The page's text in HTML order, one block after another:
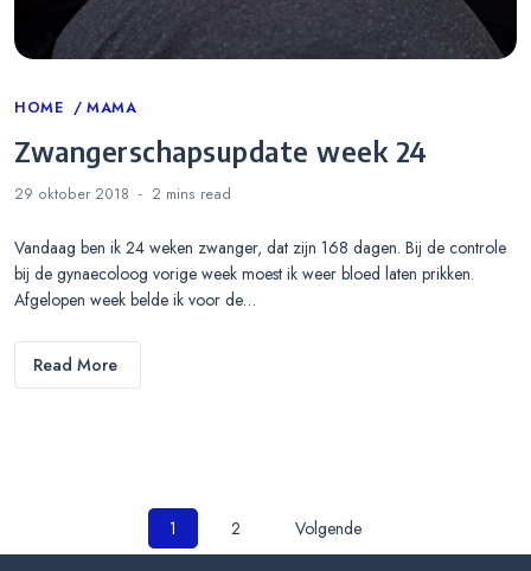
Categories
HOME MAMA
Zwangerschapsupdate week 24
29 oktober 2018 2 mins read
Vandaag ben ik 24 weken zwanger, dat zijn 168 dagen. Bij de controle
bij de gynaecoloog vorige week moest ik weer bloed laten prikken.
Afgelopen week belde ik voor de…
Read More
Berichten
1 2 Volgende